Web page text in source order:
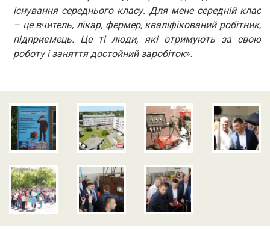
існування середнього класу. Для мене середній клас
– це вчитель, лікар, фермер, кваліфікований робітник,
підприємець. Це ті люди, які отримують за свою
роботу і заняття достойний заробіток».